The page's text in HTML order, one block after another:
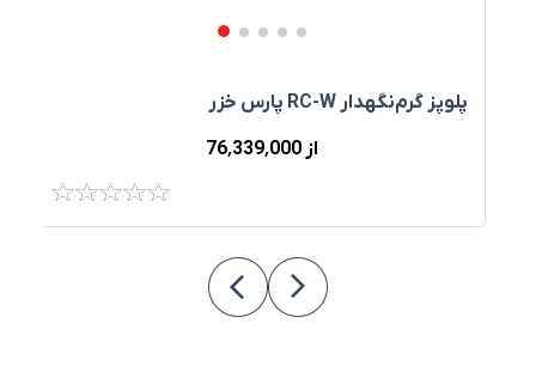
پلوپز گرم‌نگهدار RC-W پارس خزر
از 76٬339٬000